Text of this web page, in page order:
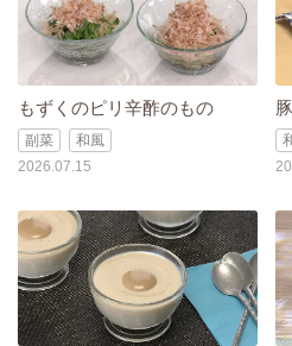
もずくのピリ辛酢のもの
副菜
和風
2026.07.15